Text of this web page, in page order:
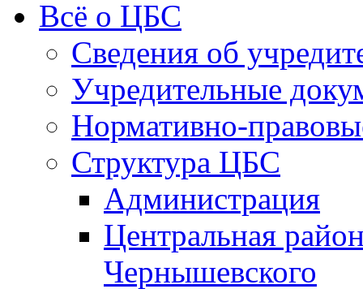
Всё о ЦБС
Сведения об
Учредительные
Нормативно-
Структура ЦБС
Администрация
Центральная
Чернышевского